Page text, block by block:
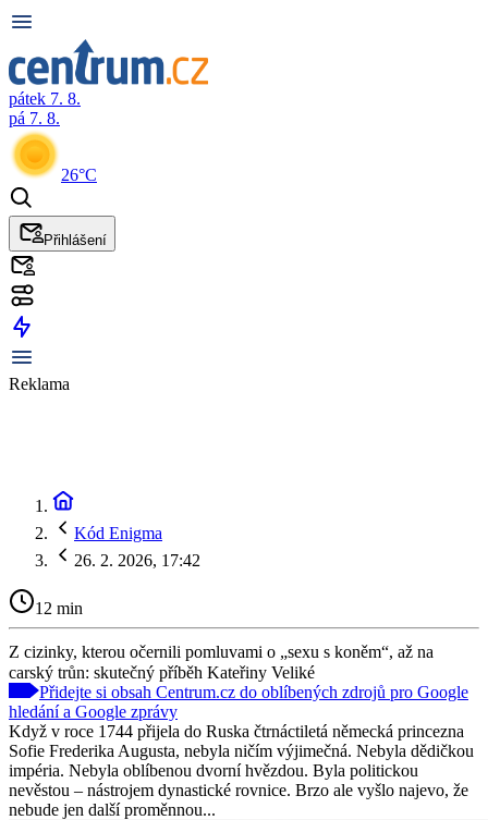
pátek 7. 8.
pá 7. 8.
26°C
Přihlášení
Reklama
Kód Enigma
26. 2. 2026, 17:42
12 min
Z cizinky, kterou očernili pomluvami o „sexu s koněm“, až na
carský trůn: skutečný příběh Kateřiny Veliké
Přidejte si obsah Centrum.cz do oblíbených zdrojů pro Google
hledání a Google zprávy
Když v roce 1744 přijela do Ruska čtrnáctiletá německá princezna
Sofie Frederika Augusta, nebyla ničím výjimečná. Nebyla dědičkou
impéria. Nebyla oblíbenou dvorní hvězdou. Byla politickou
nevěstou – nástrojem dynastické rovnice. Brzo ale vyšlo najevo, že
nebude jen další proměnnou...